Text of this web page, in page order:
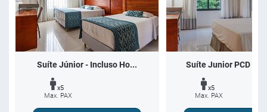
Suíte Júnior - Incluso Ho...
x5
Max. PAX
Suíte Junior PCD -
x5
Max. PAX